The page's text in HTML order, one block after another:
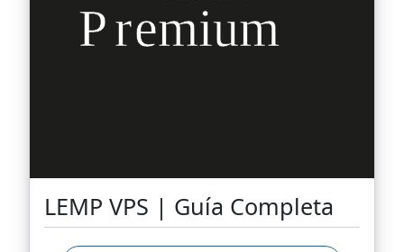
LEMP VPS | Guía Completa